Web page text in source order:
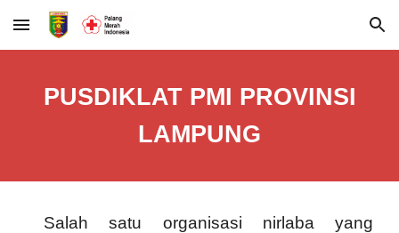
Skip to main content Skip to navigation
PUSDIKLAT PMI PROVINSI
LAMPUNG
Salah satu organisasi nirlaba yang